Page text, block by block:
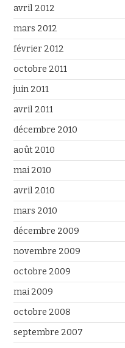
avril 2012
mars 2012
février 2012
octobre 2011
juin 2011
avril 2011
décembre 2010
août 2010
mai 2010
avril 2010
mars 2010
décembre 2009
novembre 2009
octobre 2009
mai 2009
octobre 2008
septembre 2007